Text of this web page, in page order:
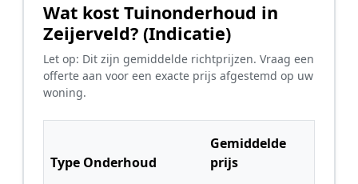
Wat kost Tuinonderhoud in
Zeijerveld? (Indicatie)
Let op: Dit zijn gemiddelde richtprijzen. Vraag een
offerte aan voor een exacte prijs afgestemd op uw
woning.
Type Onderhoud
Gemiddelde
prijs